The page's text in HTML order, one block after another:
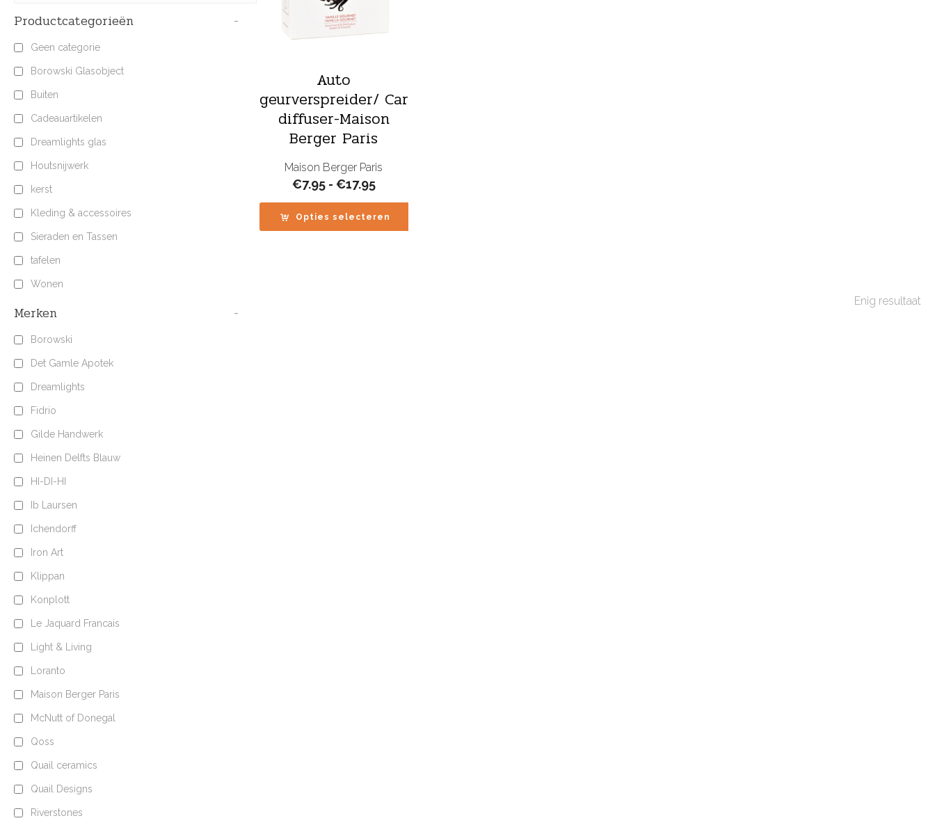
Auto
geurverspreider/ Car
diffuser-Maison
Berger Paris
Maison Berger Paris
€7.95 - €17.95Prijsklasse:
tot
Opties selecteren
Enig resultaat
Productcategorieën -
Geen categorie
Borowski Glasobject
Buiten
Cadeauartikelen
Dreamlights glas
Houtsnijwerk
kerst
Kleding & accessoires
Sieraden en Tassen
tafelen
Wonen
Merken -
Borowski
Det Gamle Apotek
Dreamlights
Fidrio
Gilde Handwerk
Heinen Delfts Blauw
HI-DI-HI
Ib Laursen
Ichendorff
Iron Art
Klippan
Konplott
Le Jaquard Francais
Light & Living
Loranto
Maison Berger Paris
McNutt of Donegal
Qoss
Quail ceramics
Quail Designs
Riverstones